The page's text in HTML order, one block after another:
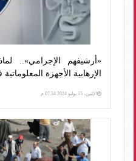
«أرشيفهم الإجرامي»..
الإرهابية الأجهزة
الإثنين، 15 يوليو 2024 07:34 م